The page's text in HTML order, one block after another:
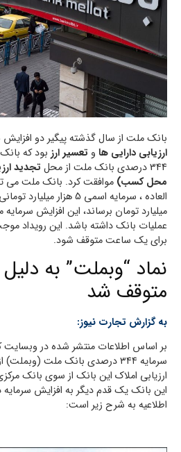
بانک ملت از سال گذشته پیگیر دو
ارزیابی دارایی ها و تعسیر ارز بود که
344 درصدی بانک ملت از محل
تجدید
محل کسب) موافقت کرد. بانک ملت می
میلیارد تومان برساند، این افزایش سرمایه
عملیات بانک داشته باشد. این رویداد
برای یک ساعت متوقف شود.
نماد “وبملت” به
متوقف شد
به گزارش تجارت نیوز:
بر اساس اطلاعات منتشر شده در
سرمایه ۳۴۴ درصدی بانک ملت
ارزیابی املاک این بانک از سوی بانک
این بانک یک قدم دیگر به افزایش
اطلاعیه به شرح زیر است: